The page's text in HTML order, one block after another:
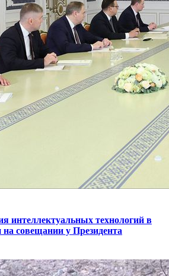
интеллектуальных технологий в
совещании у Президента